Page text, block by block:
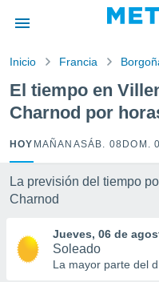
por
para
la
calidad.
a este
las
forma
Inicio Francia
El tiempo en
Charnod por
HOY MAÑANASÁB. 08 DOM.
La previsión del tiempo
Charnod
Jueves, 06 de
Soleado
La mayor parte del